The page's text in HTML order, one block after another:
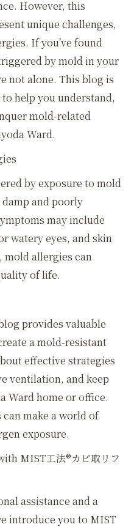
However, this
unique challenges,
If you've found
by mold in your
not alone. This blog is
help you understand,
mold-related
Ward.
by exposure to mold
and poorly
may include
watery eyes, and skin
mold allergies can
of life.
provides valuable
a mold-resistant
effective strategies
ventilation, and keep
Ward home or office.
make a world of
exposure.
MIST工法®カビ取リフ
assistance and a
introduce you to MIST